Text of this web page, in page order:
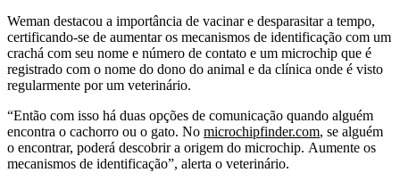
Weman destacou a importância de vacinar e desparasitar a tempo,
certificando-se de aumentar os mecanismos de identificação com um
crachá com seu nome e número de contato e um microchip que é
registrado com o nome do dono do animal e da clínica onde é visto
regularmente por um veterinário.
“Então com isso há duas opções de comunicação quando alguém
encontra o cachorro ou o gato. No microchipfinder.com, se alguém
o encontrar, poderá descobrir a origem do microchip. Aumente os
mecanismos de identificação”, alerta o veterinário.